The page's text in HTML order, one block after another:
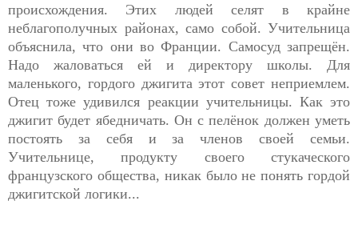
происхождения. Этих людей селят в крайне
неблагополучных районах, само собой. Учительница
объяснила, что они во Франции. Самосуд запрещён.
Надо жаловаться ей и директору школы. Для
маленького, гордого джигита этот совет неприемлем.
Отец тоже удивился реакции учительницы. Как это
джигит будет ябедничать. Он с пелёнок должен уметь
постоять за себя и за членов своей семьи.
Учительнице, продукту своего стукаческого
французского общества, никак было не понять гордой
джигитской логики...